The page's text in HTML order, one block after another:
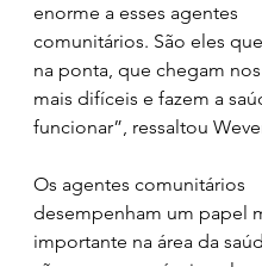
enorme a esses agentes
comunitários. São eles
na ponta, que chegam
mais difíceis e fazem a
funcionar”, ressaltou
Os agentes comunitários
desempenham um papel
importante na área da